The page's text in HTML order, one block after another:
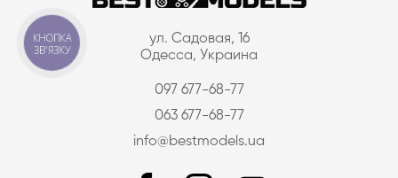
ул. Садовая, 16
Одесса, Украина
097 677-68-77
063 677-68-77
info@bestmodels.ua
КНОПКА
ЗВ'ЯЗКУ